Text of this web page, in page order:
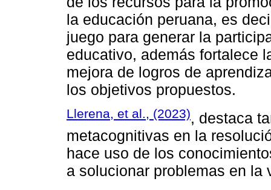
la educación peruana, es
juego para generar la
educativo, además fortalece
mejora de logros de
los objetivos propuestos.
Llerena, et al., (2023), destaca
metacognitivas en la
hace uso de los
a solucionar problemas en la